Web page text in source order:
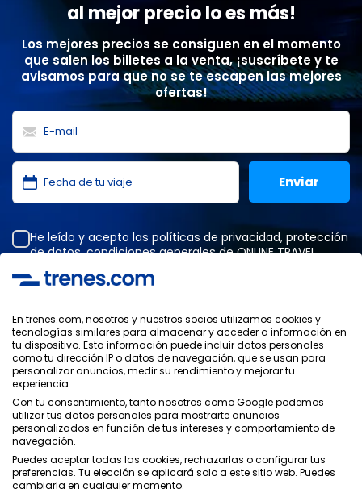
al mejor precio lo es más!
Los mejores precios se consiguen en el momento
que salen los billetes a la venta, ¡suscríbete y te
avisamos para que no se te escapen las mejores
ofertas!
He leído y acepto las políticas de privacidad, protección
de datos,condiciones generalesde ONLINE TRAVEL
Política de Privacidad
Condiciones Generales
Política de Cookies
Aviso Legal
En trenes.com, nosotros y nuestros socios utilizamos cookies y
tecnologías similares para almacenar y acceder a información en
tu dispositivo. Esta información puede incluir datos personales
como tu dirección IP o datos de navegación, que se usan para
personalizar anuncios, medir su rendimiento y mejorar tu
experiencia.
Con tu consentimiento, tanto nosotros como Google podemos
utilizar tus datos personales para mostrarte anuncios
personalizados en función de tus intereses y comportamiento de
navegación.
Puedes aceptar todas las cookies, rechazarlas o configurar tus
preferencias. Tu elección se aplicará solo a este sitio web. Puedes
cambiarla en cualquier momento.